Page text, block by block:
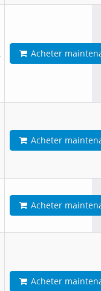
Acheter
Acheter
Acheter
Acheter